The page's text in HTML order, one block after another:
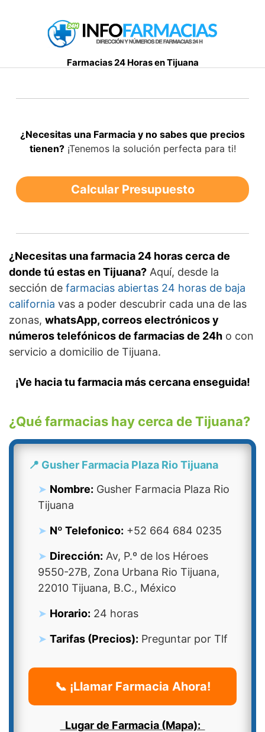
Farmacias 24 Horas en Tijuana
¿Necesitas una Farmacia y no sabes que precios
tienen?¡Tenemos la solución perfecta para ti!
Calcular Presupuesto
¿Necesitas una farmacia 24 horas cerca de
donde tú estas en Tijuana? Aquí, desde la
sección de farmacias abiertas 24 horas de baja
california vas a poder descubrir cada una de las
zonas, whatsApp, correos electrónicos y
números telefónicos de farmacias de 24h o con
servicio a domicilio de Tijuana.
¡Ve hacia tu farmacia más cercana enseguida!
¿Qué farmacias hay cerca de Tijuana?
📍 Gusher Farmacia Plaza Rio Tijuana
Nombre: Gusher Farmacia Plaza Rio
Tijuana
Nº Telefonico: +52 664 684 0235
Dirección: Av, P.º de los Héroes
9550-27B, Zona Urbana Rio Tijuana,
22010 Tijuana, B.C., México
Horario: 24 horas
Tarifas (Precios): Preguntar por Tlf
📞 ¡Llamar Farmacia Ahora!
Lugar de Farmacia (Mapa):